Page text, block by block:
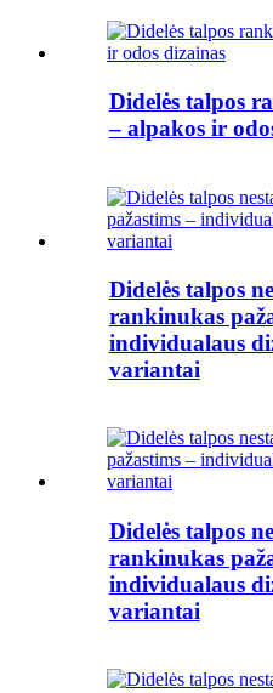
Didelės talpos
– alpakos ir
Didelės talpos
rankinukas
individualaus
variantai
Didelės talpos
rankinukas
individualaus
variantai